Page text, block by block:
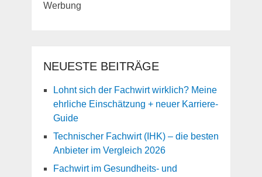
Werbung
NEUESTE BEITRÄGE
Lohnt sich der Fachwirt wirklich? Meine
ehrliche Einschätzung + neuer Karriere-
Guide
Technischer Fachwirt (IHK) – die besten
Anbieter im Vergleich 2026
Fachwirt im Gesundheits- und